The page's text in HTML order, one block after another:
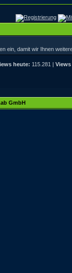
ein, damit wir Ihnen
heute: 115.281 |
GmbH